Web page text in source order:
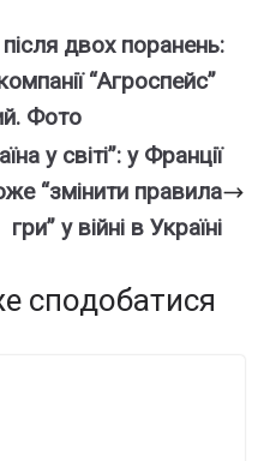
двох поранень:
“Агроспейс”
Фото
у світі”: у Франції
“змінити правила
гри” у війні в Україні
сподобатися